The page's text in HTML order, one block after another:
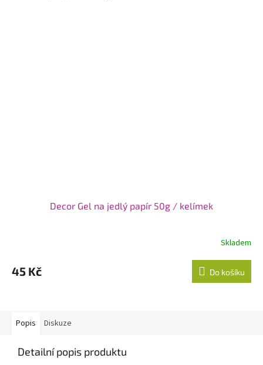
Decor Gel na jedlý papír 50g / kelímek
Skladem
45 Kč Do košíku
Popis Diskuze
Detailní popis produktu